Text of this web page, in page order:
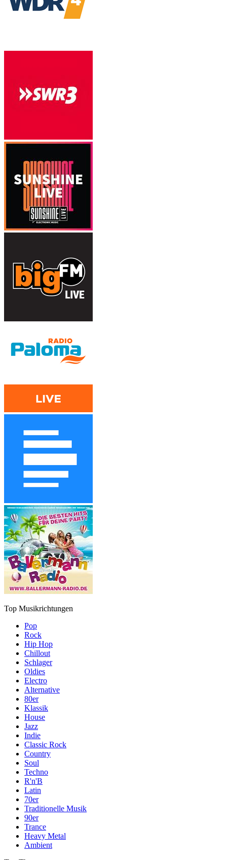
Top Musikrichtungen
Pop
Rock
Hip Hop
Chillout
Schlager
Oldies
Electro
Alternative
80er
Klassik
House
Jazz
Indie
Classic Rock
Country
Soul
Techno
R'n'B
Latin
70er
Traditionelle Musik
90er
Trance
Heavy Metal
Ambient